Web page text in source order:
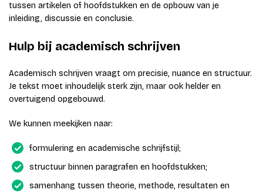
tussen artikelen of hoofdstukken en de opbouw van je
inleiding, discussie en conclusie.
Hulp bij academisch schrijven
Academisch schrijven vraagt om precisie, nuance en structuur.
Je tekst moet inhoudelijk sterk zijn, maar ook helder en
overtuigend opgebouwd.
We kunnen meekijken naar:
formulering en academische schrijfstijl;
structuur binnen paragrafen en hoofdstukken;
samenhang tussen theorie, methode, resultaten en